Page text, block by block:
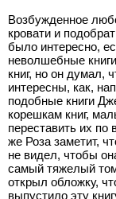
Возбужденное
кровати и
было интересно,
неволшебные
книг, но он думал,
интересны, как,
подобные книги
корешкам книг,
переставить их по
же Роза заметит,
не видел, чтобы
самый тяжелый
открыл обложку,
выпустило эту